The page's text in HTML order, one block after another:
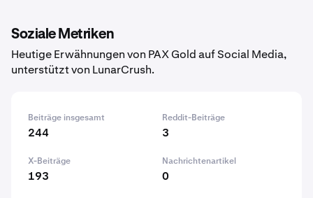
Soziale Metriken
Heutige Erwähnungen von PAX Gold auf Social Media,
unterstützt von LunarCrush.
Beiträge insgesamt
244
Reddit-Beiträge
3
X-Beiträge
193
Nachrichtenartikel
0